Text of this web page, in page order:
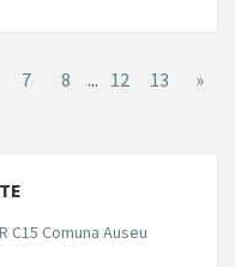
7 8 ... 12 13 »
C15 Comuna Auseu